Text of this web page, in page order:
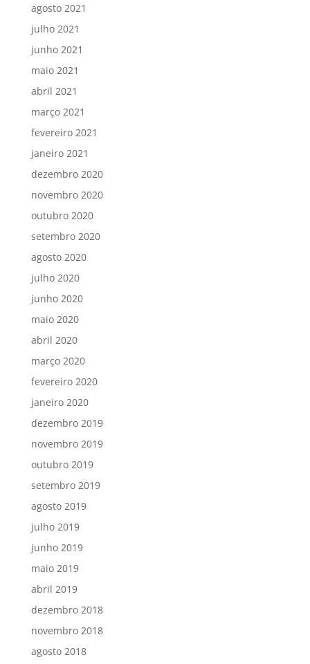
agosto 2021
julho 2021
junho 2021
maio 2021
abril 2021
março 2021
fevereiro 2021
janeiro 2021
dezembro 2020
novembro 2020
outubro 2020
setembro 2020
agosto 2020
julho 2020
junho 2020
maio 2020
abril 2020
março 2020
fevereiro 2020
janeiro 2020
dezembro 2019
novembro 2019
outubro 2019
setembro 2019
agosto 2019
julho 2019
junho 2019
maio 2019
abril 2019
dezembro 2018
novembro 2018
agosto 2018